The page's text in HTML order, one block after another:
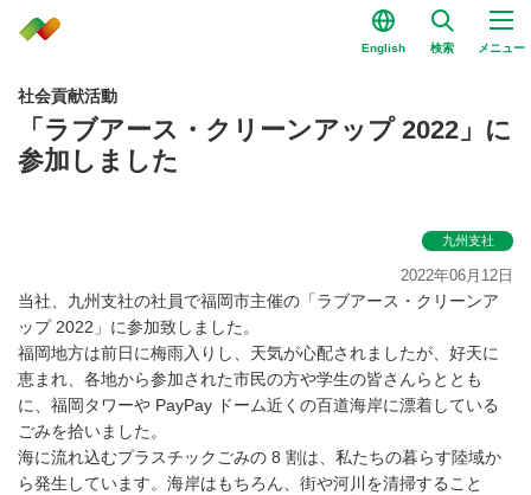
English 検索 メニュー
社会貢献活動
「ラブアース・クリーンアップ 2022」に
参加しました
九州支社
2022年06月12日
当社、九州支社の社員で福岡市主催の「ラブアース・クリーンア
ップ 2022」に参加致しました。
福岡地方は前日に梅雨入りし、天気が心配されましたが、好天に
恵まれ、各地から参加された市民の方や学生の皆さんらととも
に、福岡タワーや PayPay ドーム近くの百道海岸に漂着している
ごみを拾いました。
海に流れ込むプラスチックごみの 8 割は、私たちの暮らす陸域か
ら発生しています。海岸はもちろん、街や河川を清掃すること